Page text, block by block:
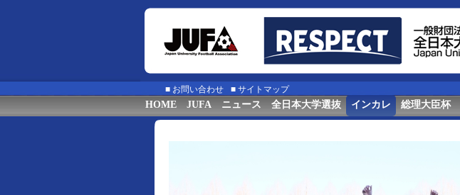
■ お問い合わせ ■ サイトマップ
HOME JUFA ニュース 全日本大学選抜 インカレ 総理大臣杯